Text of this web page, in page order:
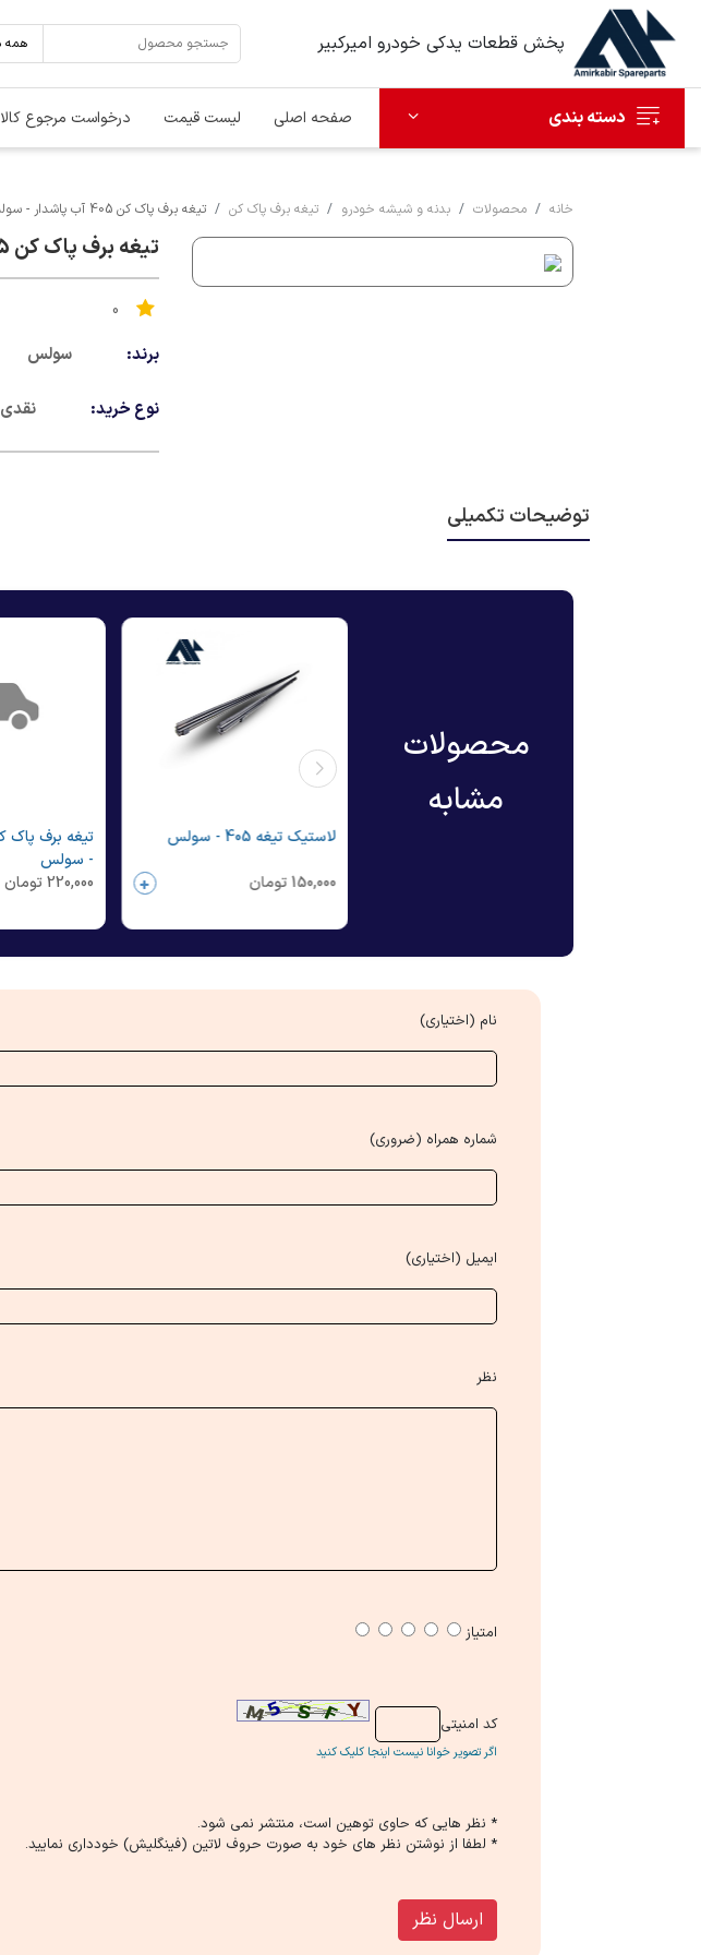
پخش قطعات یدکی خودرو امیرکبیر
دسته بندی صفحه اصلی لیست قیمت درخواست مرجوع کالا
خانه محصولات بدنه و شیشه خودرو تیغه برف پاک کن تیغه برف پاک کن 405 آب پاشدار - سولس
تیغه برف پاک کن 405 آب پاشدار - سولس
0
برند: سولس
نوع خرید: نقدی
توضیحات تکمیلی
محصولات
مشابه
لاستیک تیغه 405 - سولس
150,000 تومان
- سولس
220,000 تومان
نام (اختیاری)
شماره همراه (ضروری)
ایمیل (اختیاری)
نظر
امتیاز
كد امنیتی
اگر تصویر خوانا نیست اینجا کلیک کنید
* نظر هایی كه حاوی توهین است، منتشر نمی شود.
* لطفا از نوشتن نظر های خود به صورت حروف لاتین (فینگلیش) خودداری نمایید.
ارسال نظر